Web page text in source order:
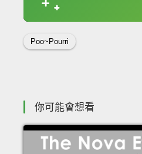
Poo~Pourri
你可能會想看